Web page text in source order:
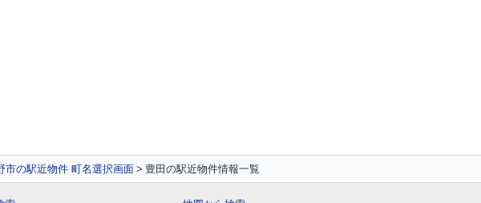
市の駅近物件 町名選択画面 豊田の駅近物件情報一覧